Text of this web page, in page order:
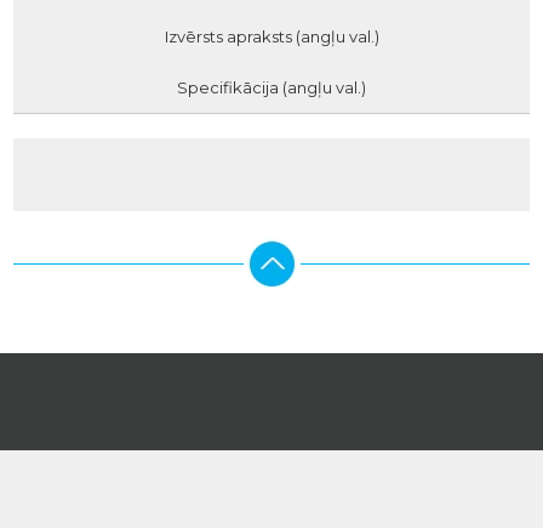
Izvērsts apraksts (angļu val.)
Specifikācija (angļu val.)